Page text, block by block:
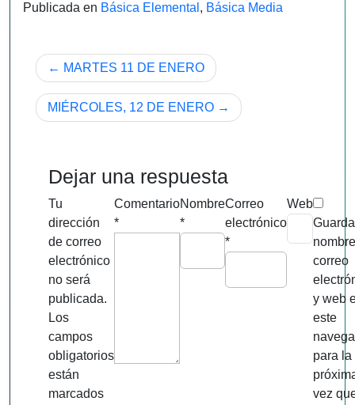
Publicada en Básica Elemental , Básica Media
Navegación
de
entradas
MARTES 11 DE ENERO
MIÉRCOLES, 12 DE ENERO
Dejar una respuesta
Tu
dirección
de correo
electrónico
no será
publicada.
Los
campos
obligatorios
están
marcados
Comentario
*
Nombre
*
Correo
electrónico
*
Web
correo
y web
este
para la
vez